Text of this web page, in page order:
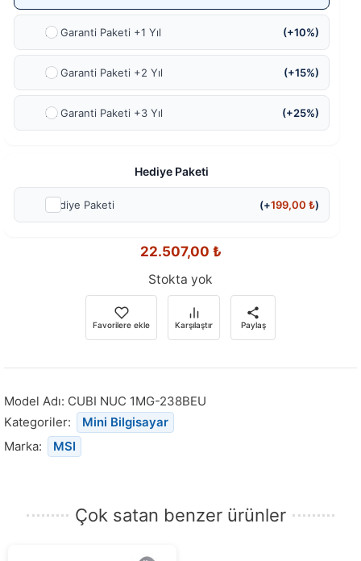
Ek Garanti Paketi +1 Yıl (+10%)
Ek Garanti Paketi +2 Yıl (+15%)
Ek Garanti Paketi +3 Yıl (+25%)
Hediye Paketi
Hediye Paketi (+199,00₺)
22.507,00 ₺
Stokta yok
Favorilere ekle Karşılaştır Paylaş
Model Adı: CUBI NUC 1MG-238BEU
Kategoriler:
Mini Bilgisayar
Marka:
MSI
Çok satan benzer ürünler